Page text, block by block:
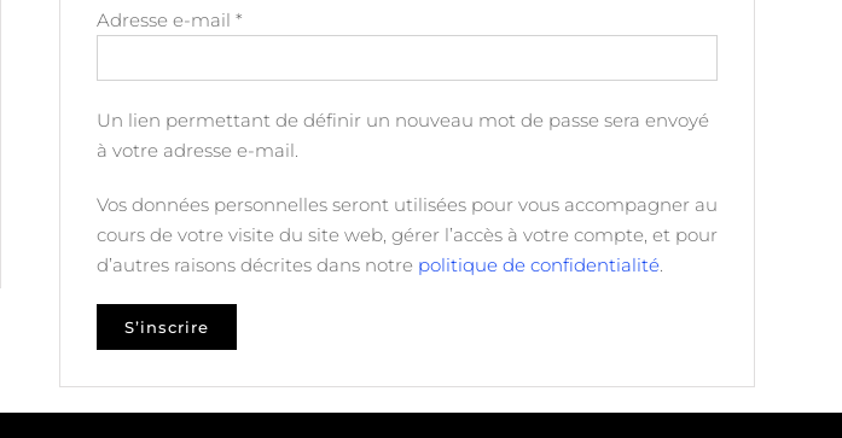
Adresse e-mail *
Un lien permettant de définir un nouveau mot de passe sera envoyé
à votre adresse e-mail.
Vos données personnelles seront utilisées pour vous accompagner au
cours de votre visite du site web, gérer l’accès à votre compte, et pour
d’autres raisons décrites dans notre politique de confidentialité.
S’inscrire